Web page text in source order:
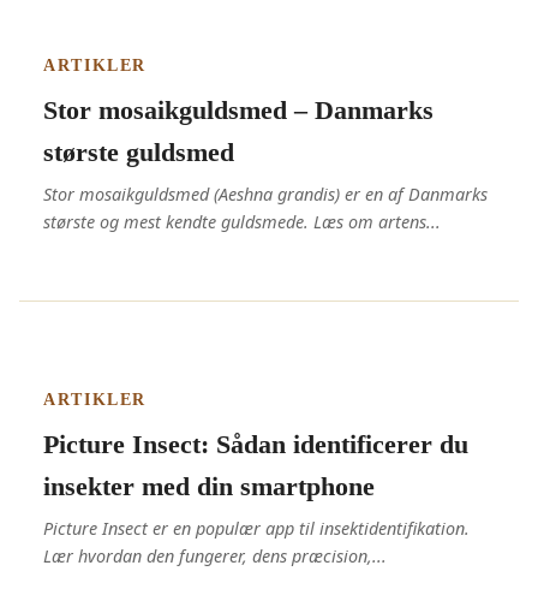
ARTIKLER
Stor mosaikguldsmed – Danmarks
største guldsmed
Stor mosaikguldsmed (Aeshna grandis) er en af Danmarks
største og mest kendte guldsmede. Læs om artens...
ARTIKLER
Picture Insect: Sådan identificerer du
insekter med din smartphone
Picture Insect er en populær app til insektidentifikation.
Lær hvordan den fungerer, dens præcision,...